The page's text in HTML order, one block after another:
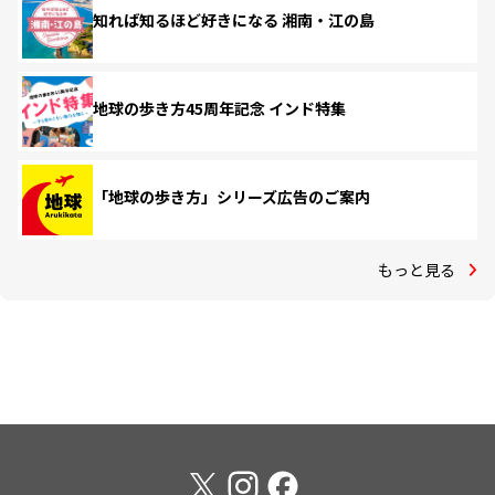
知れば知るほど好きになる 湘南・江の島
地球の歩き方45周年記念 インド特集
「地球の歩き方」シリーズ広告のご案内
もっと見る